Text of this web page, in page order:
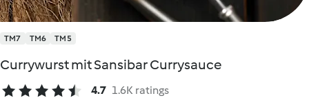
TM7 TM6 TM5
Currywurst mit Sansibar Currysauce
4.7 1.6K ratings